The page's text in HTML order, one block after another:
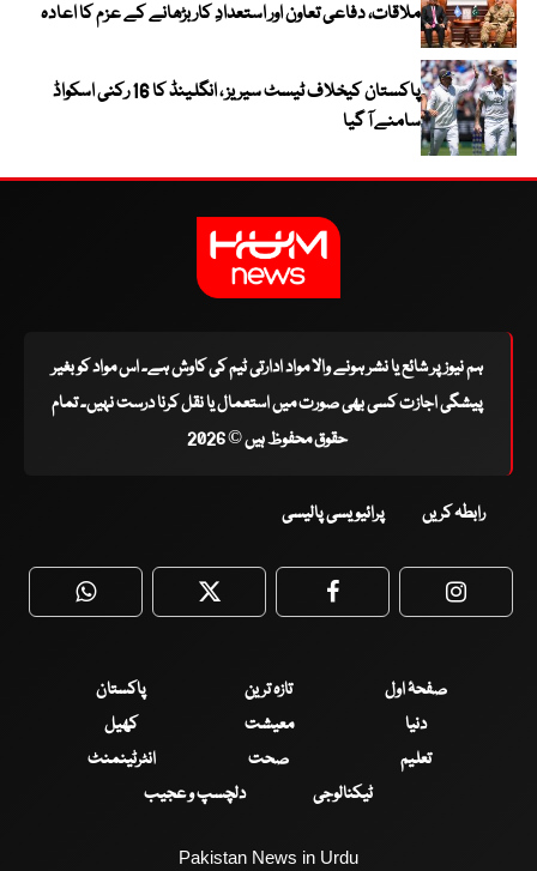
ملاقات، دفاعی تعاون اور استعدادِ کار بڑھانے کے عزم کا اعادہ
پاکستان کیخلاف ٹیسٹ سیریز ، انگلینڈ کا 16 رکنی اسکواڈ
سامنے آ گیا
ہم نیوز پر شائع یا نشر ہونے والا مواد ادارتی ٹیم کی کاوش ہے۔ اس مواد کو بغیر
پیشگی اجازت کسی بھی صورت میں استعمال یا نقل کرنا درست نہیں۔ تمام
حقوق محفوظ ہیں © 2026
رابطہ کریں پرائیویسی پالیسی
WhatsApp Twitter Facebook
صفحۂ اول تازہ ترین
پاکستان
دنیا
معیشت
کھیل
تعلیم
صحت
انٹرٹینمنٹ
ٹیکنالوجی
دلچسپ و عجیب
Pakistan News in Urdu